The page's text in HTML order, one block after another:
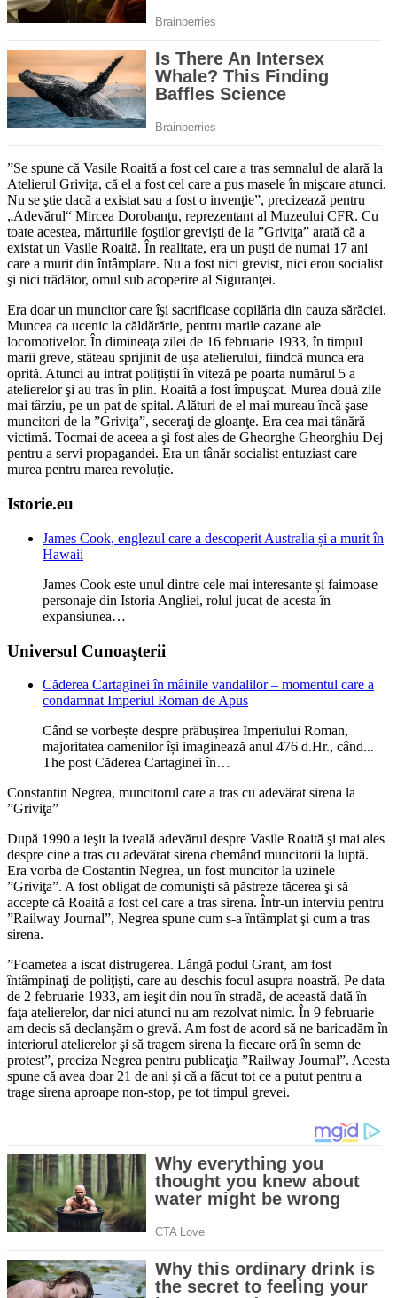
”Se spune că Vasile Roaită a fost cel care a tras semnalul de alară la
Atelierul Griviţa, că el a fost cel care a pus masele în mişcare atunci.
Nu se ştie dacă a existat sau a fost o invenţie”, precizează pentru
„Adevărul“ Mircea Dorobanţu, reprezentant al Muzeului CFR. Cu
toate acestea, mărturiile foştilor grevişti de la ”Griviţa” arată că a
existat un Vasile Roaită. În realitate, era un puşti de numai 17 ani
care a murit din întâmplare. Nu a fost nici grevist, nici erou socialist
şi nici trădător, omul sub acoperire al Siguranţei.
Era doar un muncitor care îşi sacrificase copilăria din cauza sărăciei.
Muncea ca ucenic la căldărărie, pentru marile cazane ale
locomotivelor. În dimineaţa zilei de 16 februarie 1933, în timpul
marii greve, stăteau sprijinit de uşa atelierului, fiindcă munca era
oprită. Atunci au intrat poliţiştii în viteză pe poarta numărul 5 a
atelierelor şi au tras în plin. Roaită a fost împuşcat. Murea două zile
mai târziu, pe un pat de spital. Alături de el mai mureau încă şase
muncitori de la ”Griviţa”, seceraţi de gloanţe. Era cea mai tânără
victimă. Tocmai de aceea a şi fost ales de Gheorghe Gheorghiu Dej
pentru a servi propagandei. Era un tânăr socialist entuziast care
murea pentru marea revoluţie.
Istorie.eu
James Cook, englezul care a descoperit Australia și a murit în
Hawaii
James Cook este unul dintre cele mai interesante și faimoase
personaje din Istoria Angliei, rolul jucat de acesta în
expansiunea…
Universul Cunoașterii
Căderea Cartaginei în mâinile vandalilor – momentul care a
condamnat Imperiul Roman de Apus
Când se vorbește despre prăbușirea Imperiului Roman,
majoritatea oamenilor își imaginează anul 476 d.Hr., când...
The post Căderea Cartaginei în…
Constantin Negrea, muncitorul care a tras cu adevărat sirena la
”Griviţa”
După 1990 a ieşit la iveală adevărul despre Vasile Roaită şi mai ales
despre cine a tras cu adevărat sirena chemând muncitorii la luptă.
Era vorba de Costantin Negrea, un fost muncitor la uzinele
”Griviţa”. A fost obligat de comunişti să păstreze tăcerea şi să
accepte că Roaită a fost cel care a tras sirena. Într-un interviu pentru
”Railway Journal”, Negrea spune cum s-a întâmplat şi cum a tras
sirena.
”Foametea a iscat distrugerea. Lângă podul Grant, am fost
întâmpinaţi de poliţişti, care au deschis focul asupra noastră. Pe data
de 2 februarie 1933, am ieşit din nou în stradă, de această dată în
faţa atelierelor, dar nici atunci nu am rezolvat nimic. În 9 februarie
am decis să declanşăm o grevă. Am fost de acord să ne baricadăm în
interiorul atelierelor şi să tragem sirena la fiecare oră în semn de
protest”, preciza Negrea pentru publicaţia ”Railway Journal”. Acesta
spune că avea doar 21 de ani şi că a făcut tot ce a putut pentru a
trage sirena aproape non-stop, pe tot timpul grevei.